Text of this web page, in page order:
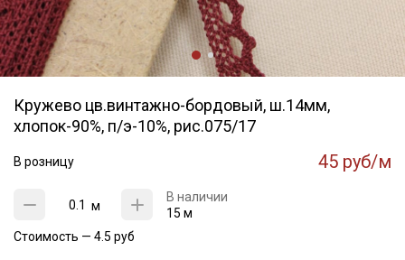
Кружево цв.винтажно-бордовый, ш.14мм,
хлопок-90%, п/э-10%, рис.075/17
В розницу 45 руб/м
м
В наличии
15 м
Стоимость — 4.5 руб